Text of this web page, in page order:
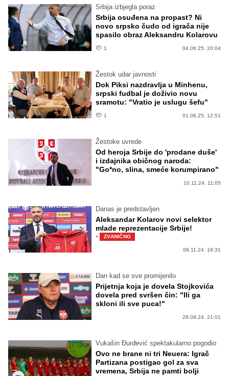
Srbija izbjegla poraz
Srbija osuđena na propast? Ni
novo srpsko čudo od igrača nije
spasilo obraz Aleksandru Kolarovu
1 04.06.25. 20:04
Žestok udar javnosti
Dok Piksi nazdravlja u Minhenu,
srpski fudbal je doživio novu
sramotu: "Vratio je uslugu šefu"
1 01.06.25. 12:51
Žestoke uvrede
Od heroja Srbije do 'prodane duše'
i izdajnika običnog naroda:
"Go*no, slina, smeće korumpirano"
10.11.24. 11:05
Danas je predstavljen
Aleksandar Kolarov novi selektor
mlade reprezentacije Srbije!
· ZVANIČNO
08.11.24. 16:31
Dan kad se sve promijenilo
Prijetnja koja je dovela Stojkovića
dovela pred svršen čin: "Ili ga
skloni ili sve puca!"
28.09.24. 21:01
Vukašin Đurđević spektakularno pogodio
Ovo ne brane ni tri Neuera: Igrač
Partizana postigao gol za sva
vremena, Srbija ne pamti bolji